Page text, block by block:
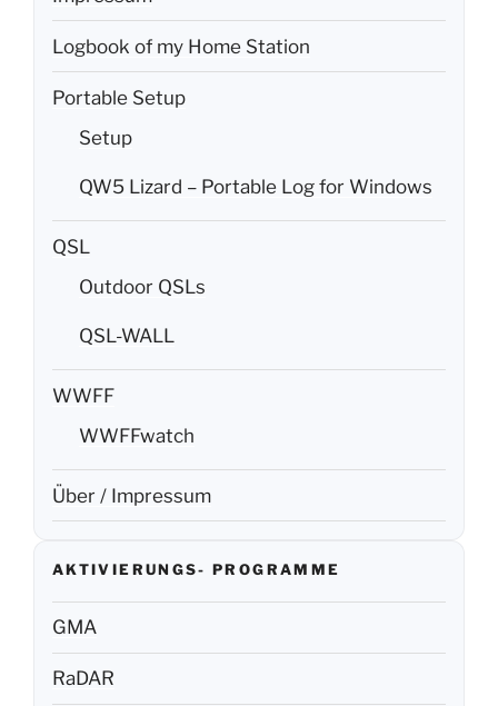
Logbook of my Home Station
Portable Setup
Setup
QW5 Lizard – Portable Log for Windows
QSL
Outdoor QSLs
QSL-WALL
WWFF
WWFFwatch
Über / Impressum
AKTIVIERUNGS- PROGRAMME
GMA
RaDAR